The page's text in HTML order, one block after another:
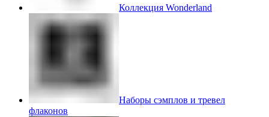
Коллекция Wonderland
Наборы сэмплов и тревел
флаконов